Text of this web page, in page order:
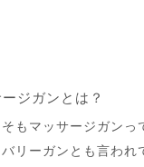
ジガンとは？
もマッサージガンっ
バリーガンとも言われ